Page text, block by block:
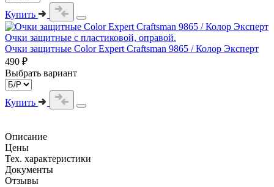
Купить
Очки защитные с пластиковой, оправой.
Очки защитные Color Expert Craftsman 9865 / Колор Эксперт
490 ₽
Выбрать вариант
Купить
Описание
Цены
Тех. характеристики
Документы
Отзывы